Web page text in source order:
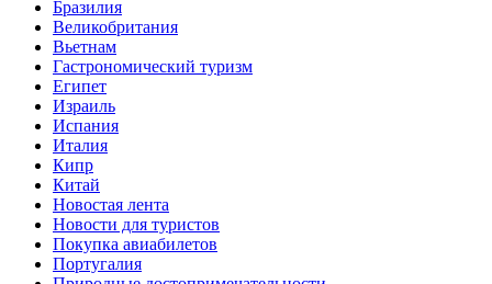
Бразилия
Великобритания
Вьетнам
Гастрономический туризм
Египет
Израиль
Испания
Италия
Кипр
Китай
Новостая лента
Новости для туристов
Покупка авиабилетов
Португалия